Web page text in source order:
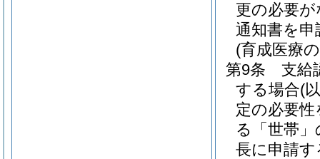
更の必要
通知書を
(育成医療
第9条
支給
する場合(
定の必要
る「世帯
長に申請